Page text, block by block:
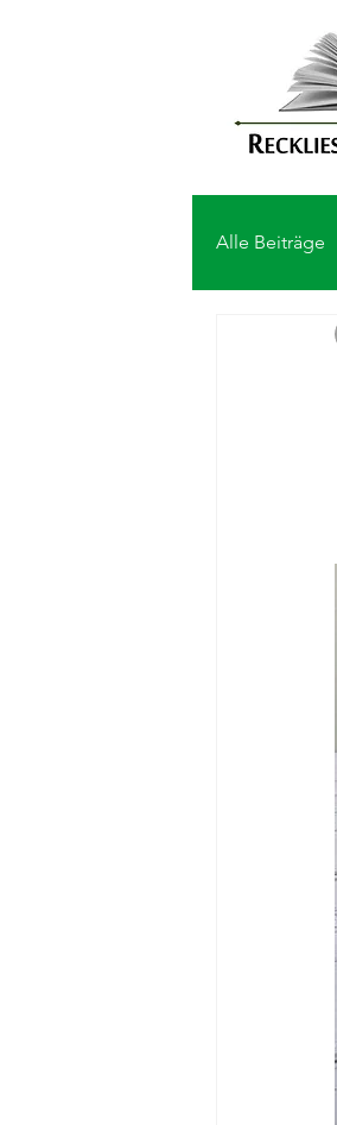
Alle Beiträge